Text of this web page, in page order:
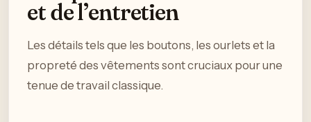
et de l’entretien
Les détails tels que les boutons, les ourlets et la
propreté des vêtements sont cruciaux pour une
tenue de travail classique.